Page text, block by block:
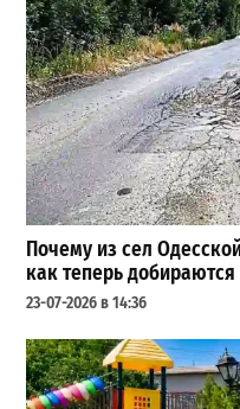
Почему из сел
как теперь
23-07-2026 в 14:36